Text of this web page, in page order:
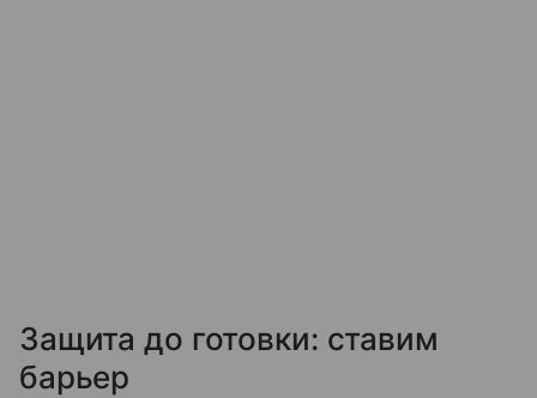
Защита до готовки: ставим
барьер